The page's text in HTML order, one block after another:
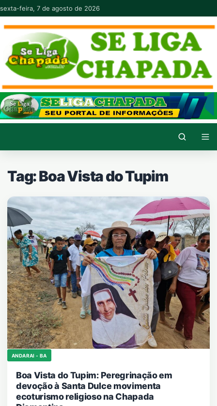
Pular para o conteúdo
sexta-feira, 7 de agosto de 2026
Tag:Boa Vista do Tupim
ANDARAI - BA
Boa Vista do Tupim: Peregrinação em
devoção à Santa Dulce movimenta
ecoturismo religioso na Chapada